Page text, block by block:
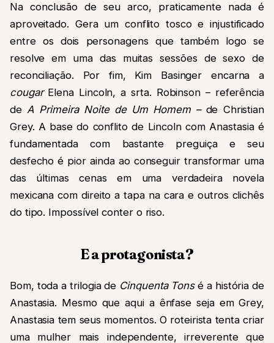
Na conclusão de seu arco, praticamente nada é
aproveitado. Gera um conflito tosco e injustificado
entre os dois personagens que também logo se
resolve em uma das muitas sessões de sexo de
reconciliação. Por fim, Kim Basinger encarna a
cougar Elena Lincoln, a srta. Robinson – referência
deA Primeira Noite de Um Homem – de Christian
Grey. A base do conflito de Lincoln com Anastasia é
fundamentada com bastante preguiça e seu
desfecho é pior ainda ao conseguir transformar uma
das últimas cenas em uma verdadeira novela
mexicana com direito a tapa na cara e outros clichês
do tipo. Impossível conter o riso.
E a protagonista?
Bom, toda a trilogia de Cinquenta Tonsé a história de
Anastasia. Mesmo que aqui a ênfase seja em Grey,
Anastasia tem seus momentos. O roteirista tenta criar
uma mulher mais independente, irreverente que